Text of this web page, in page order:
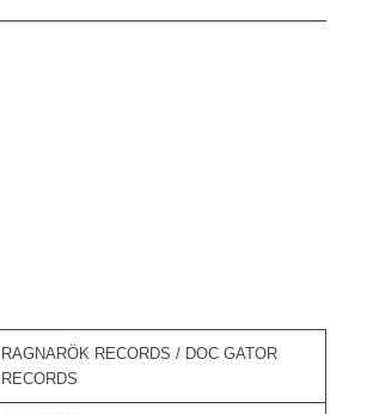
RAGNARÖK RECORDS / DOC GATOR
RECORDS